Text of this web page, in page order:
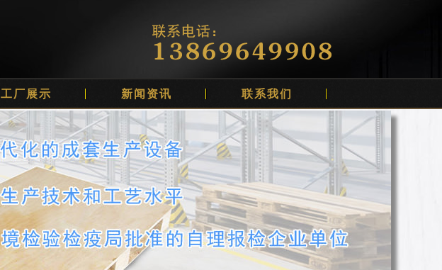
工厂展示 新闻资讯 联系我们